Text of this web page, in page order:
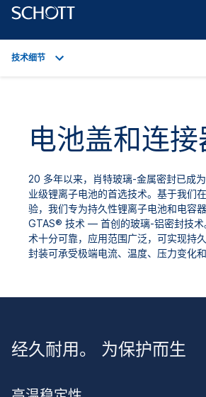
技术细节
下载
技术细节
电池盖和连接
20 多年以来，肖特玻璃-金属密封已成
业级锂离子电池的首选技术。基于我们
验，我们专为持久性锂离子电池和电容
GTAS® 技术 — 首创的玻璃-铝密封技术
术十分可靠，应用范围广泛，可实现持
封装可承受极端电流、温度、压力变化
经久耐用。 为保护而生